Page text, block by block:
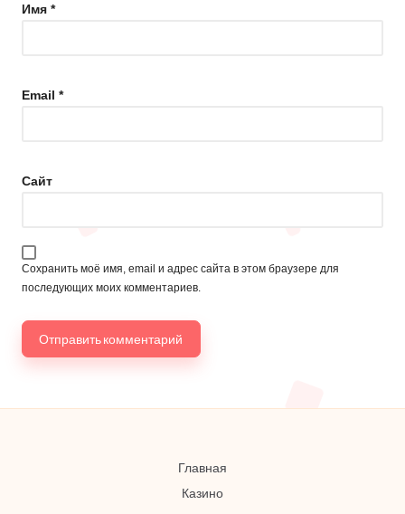
Имя *
Email *
Сайт
Сохранить моё имя, email и адрес сайта в этом браузере для
последующих моих комментариев.
Главная
Казино